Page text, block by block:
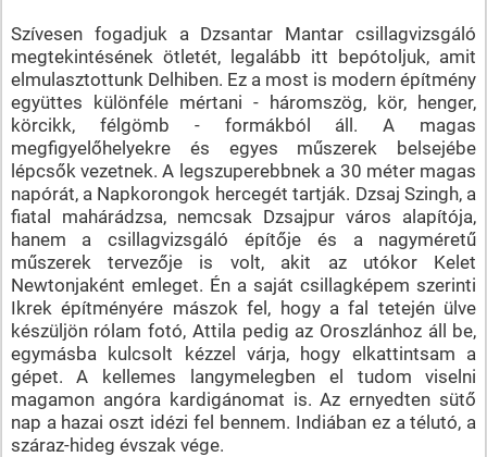
Szívesen fogadjuk a Dzsantar Mantar csillagvizsgáló
megtekintésének ötletét, legalább itt bepótoljuk, amit
elmulasztottunk Delhiben. Ez a most is modern építmény
együttes különféle mértani - háromszög, kör, henger,
körcikk, félgömb - formákból áll. A magas
megfigyelőhelyekre és egyes műszerek belsejébe
lépcsők vezetnek. A legszuperebbnek a 30 méter magas
napórát, a Napkorongok hercegét tartják. Dzsaj Szingh, a
fiatal mahárádzsa, nemcsak Dzsajpur város alapítója,
hanem a csillagvizsgáló építője és a nagyméretű
műszerek tervezője is volt, akit az utókor Kelet
Newtonjaként emleget. Én a saját csillagképem szerinti
Ikrek építményére mászok fel, hogy a fal tetején ülve
készüljön rólam fotó, Attila pedig az Oroszlánhoz áll be,
egymásba kulcsolt kézzel várja, hogy elkattintsam a
gépet. A kellemes langymelegben el tudom viselni
magamon angóra kardigánomat is. Az ernyedten sütő
nap a hazai oszt idézi fel bennem. Indiában ez a télutó, a
száraz-hideg évszak vége.